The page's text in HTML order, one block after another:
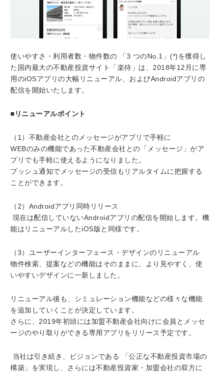
使いやすさ・利用者数・物件数の 「3 つのNo.1」(*)を獲得し
た国内最大の不動産投資サイト「楽待」は、2018年12月に専
用のiOSアプリの大幅リニューアル、およびAndroidアプリの
配信を開始いたします。
■リニューアルポイント
（1）不動産会社とのメッセージがアプリで手軽に
WEBのみの機能であった不動産会社との「メッセージ」がア
プリでも手軽に使えるようになりました。
プッシュ通知でメッセージの受信もリアルタイムに把握する
ことができます。
（2）Androidアプリ同時リリース
現在は配信していないAndroidアプリの配信を開始します。機
能はリニューアルしたiOS版と同様です。
（3）ユーザーインターフェース・デザインのリニューアル
物件検索、提案などの機能はそのままに、より見やすく、使
いやすいデザインに一新しました。
リニューアル後も、シミュレーション機能などの様々な機能
を追加していくことが決定しています。
さらに、2019年初頭には加盟不動産会社向けに会員とメッセ
ージのやり取りができる専用アプリをリリース予定です。
当社は引き続き、ビジョンである 「公正な不動産投資市場の
構築」を実現し、さらには不動産投資家・加盟会社の双方に